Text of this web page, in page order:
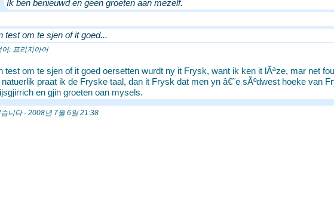
Ik ben benieuwd en geen groeten aan mezelf.
test om te sjen of it goed...
어: 프리지아어
test om te sjen of it goed oersetten wurdt ny it Frysk, want ik ken it lÃªze, mar net
praat ik de Fryske taal, dan it Frysk dat men yn â€˜e sÃºdwest hoeke van
en gjin groeten oan mysels.
니다 - 2008년 7월 6일 21:38